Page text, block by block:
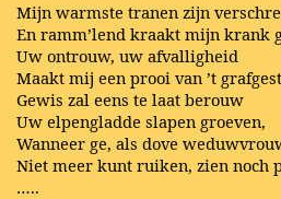
Mijn warmste tranen zijn
En ramm’lend kraakt mijn krank
Uw ontrouw, uw afvalligheid
Maakt mij een prooi van ’t
Gewis zal eens te laat berouw
Uw elpengladde slapen groeven,
Wanneer ge, als dove
Niet meer kunt ruiken, zien noch
…..